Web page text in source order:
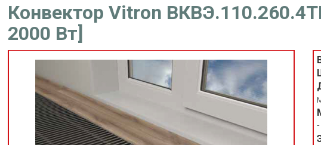
Конвектор Vitron
2000 Вт]